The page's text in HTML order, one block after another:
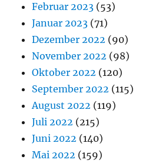
Februar 2023 (53)
Januar 2023 (71)
Dezember 2022 (90)
November 2022 (98)
Oktober 2022 (120)
September 2022 (115)
August 2022 (119)
Juli 2022 (215)
Juni 2022 (140)
Mai 2022 (159)